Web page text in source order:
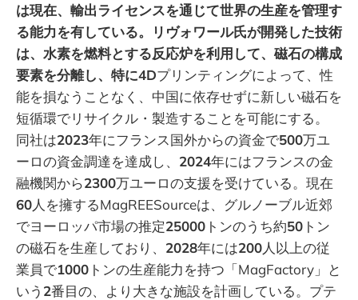
は現在、輸出ライセンスを通じて世界の生産を管理す
る能力を有している。リヴォワール氏が開発した技術
は、水素を燃料とする反応炉を利用して、磁石の構成
要素を分離し、特に4Dプリンティングによって、性
能を損なうことなく、中国に依存せずに新しい磁石を
短循環でリサイクル・製造することを可能にする。
同社は2023年にフランス国外からの資金で500万ユ
ーロの資金調達を達成し、 2024年にはフランスの金
融機関から2300万ユーロの支援を受けている。現在
60人を擁するMagREESourceは、グルノーブル近郊
でヨーロッパ市場の推定25000 トンのうち約50 トン
の磁石を生産しており、 2028年には200人以上の従
業員で1000 トンの生産能力を持つ「MagFactory」と
いう 2番目の、より大きな施設を計画している。プテ